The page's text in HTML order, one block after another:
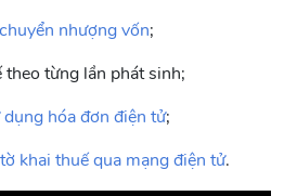
nhượng vốn;
từng lần phát sinh;
hóa đơn điện tử;
khai thuế qua mạng điện tử.